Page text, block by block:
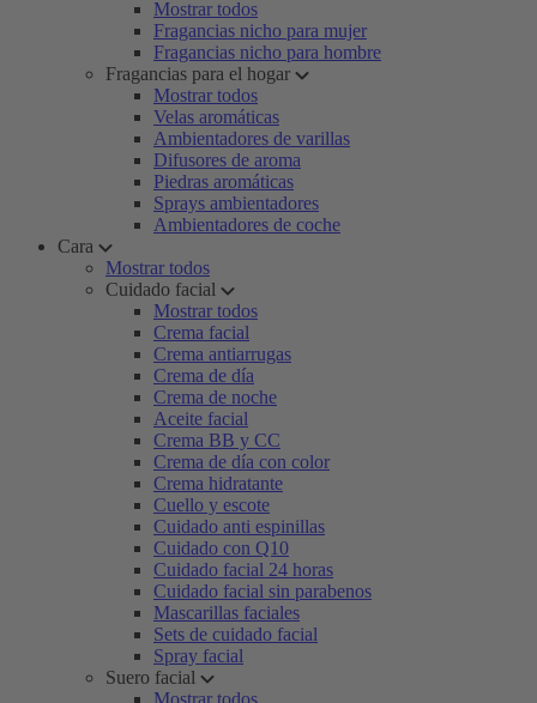
Mostrar todos
Fragancias nicho para mujer
Fragancias nicho para hombre
Fragancias para el hogar
Mostrar todos
Velas aromáticas
Ambientadores de varillas
Difusores de aroma
Piedras aromáticas
Sprays ambientadores
Ambientadores de coche
Cara
Mostrar todos
Cuidado facial
Mostrar todos
Crema facial
Crema antiarrugas
Crema de día
Crema de noche
Aceite facial
Crema BB y CC
Crema de día con color
Crema hidratante
Cuello y escote
Cuidado anti espinillas
Cuidado con Q10
Cuidado facial 24 horas
Cuidado facial sin parabenos
Mascarillas faciales
Sets de cuidado facial
Spray facial
Suero facial
Mostrar todos